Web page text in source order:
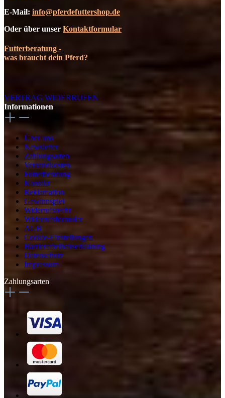
E-Mail: info@pferdefuttershop.de
Oder über unser Kontaktformular
Futterberatung -
was braucht dein Pferd?
VERTRAG WIDERRUFEN
Informationen
Über uns
Newsletter
Zahlungsarten
Versandkosten
Futterberatung
Kontakt
Reklamation
Gewinnspiel
Widerrufsrecht
Widerrufsformular
AGB
Cookie-Einstellungen
Barrierefreiheitserklärung
Datenschutz
Impressum
Zahlungsarten